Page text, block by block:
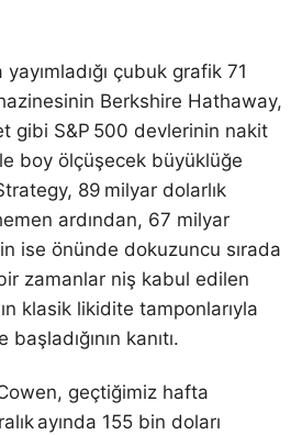
çubuk grafik 71
Berkshire Hathaway,
gibi S&P 500 devlerinin nakit
boy ölçüşecek büyüklüğe
89 milyar dolarlık
ardından, 67 milyar
ise önünde dokuzuncu sırada
zamanlar niş kabul edilen
klasik likidite tamponlarıyla
kanıtı.
Cowen, geçtiğimiz hafta
ayında 155 bin doları